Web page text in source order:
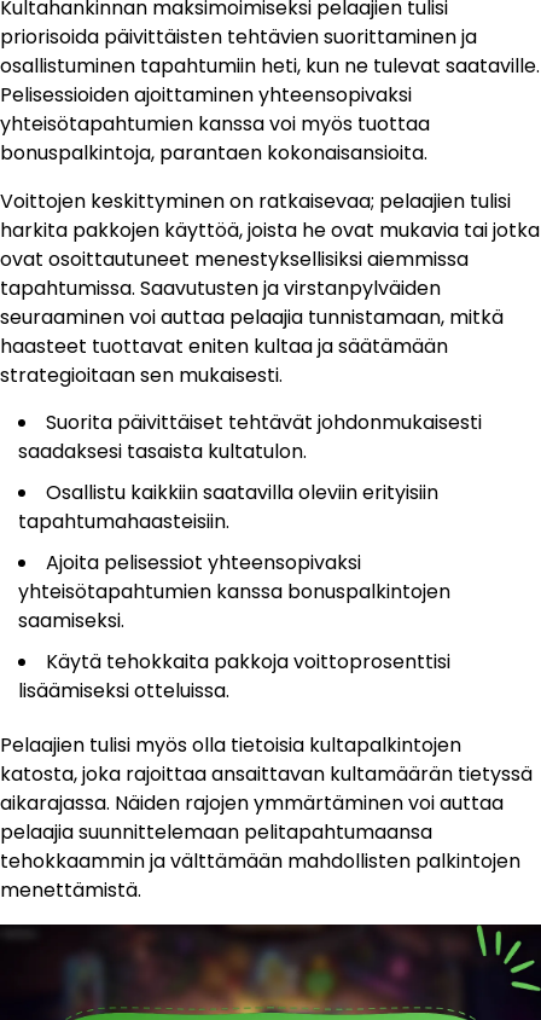
Kultahankinnan maksimoimiseksi pelaajien tulisi
priorisoida päivittäisten tehtävien suorittaminen ja
osallistuminen tapahtumiin heti, kun ne tulevat saataville.
Pelisessioiden ajoittaminen yhteensopivaksi
yhteisötapahtumien kanssa voi myös tuottaa
bonuspalkintoja, parantaen kokonaisansioita.
Voittojen keskittyminen on ratkaisevaa; pelaajien tulisi
harkita pakkojen käyttöä, joista he ovat mukavia tai jotka
ovat osoittautuneet menestyksellisiksi aiemmissa
tapahtumissa. Saavutusten ja virstanpylväiden
seuraaminen voi auttaa pelaajia tunnistamaan, mitkä
haasteet tuottavat eniten kultaa ja säätämään
strategioitaan sen mukaisesti.
Suorita päivittäiset tehtävät johdonmukaisesti
saadaksesi tasaista kultatulon.
Osallistu kaikkiin saatavilla oleviin erityisiin
tapahtumahaasteisiin.
Ajoita pelisessiot yhteensopivaksi
yhteisötapahtumien kanssa bonuspalkintojen
saamiseksi.
Käytä tehokkaita pakkoja voittoprosenttisi
lisäämiseksi otteluissa.
Pelaajien tulisi myös olla tietoisia kultapalkintojen
katosta, joka rajoittaa ansaittavan kultamäärän tietyssä
aikarajassa. Näiden rajojen ymmärtäminen voi auttaa
pelaajia suunnittelemaan pelitapahtumaansa
tehokkaammin ja välttämään mahdollisten palkintojen
menettämistä.